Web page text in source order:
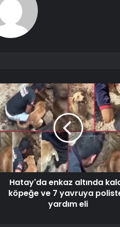
Hatay'da enkaz altında
köpeğe ve 7 yavruya
yardım eli